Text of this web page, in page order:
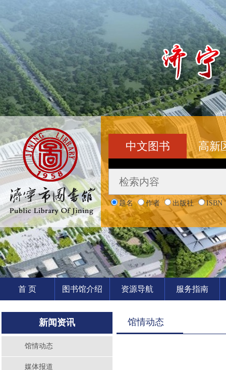
中文图书
题名 作者 出版社 ISBN
高新
首 页 图书馆介绍 资源导航 服务指南
新闻资讯
馆情动态
媒体报道
馆情动态